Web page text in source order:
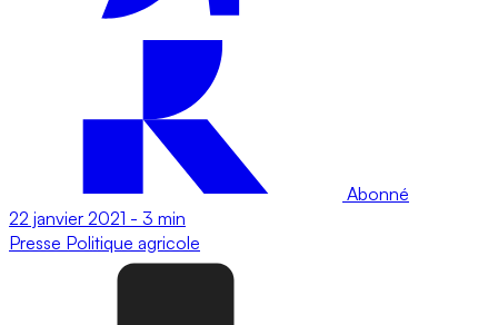
Abonné
22 janvier 2021 - 3 min
Presse Politique agricole